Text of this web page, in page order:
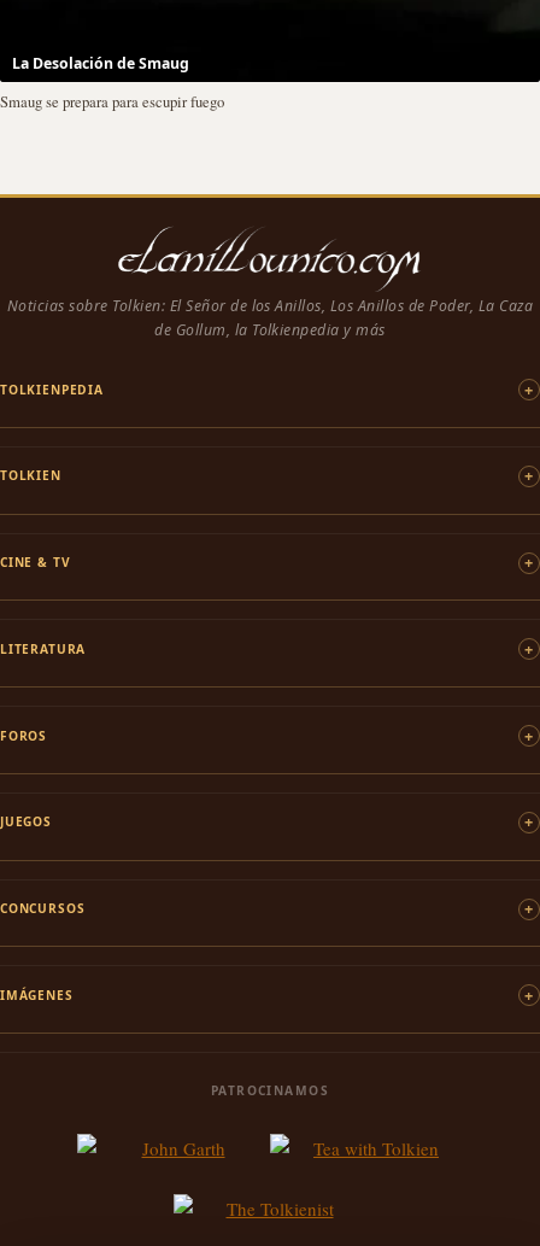
La Desolación de Smaug
Smaug se prepara para escupir fuego
Noticias sobre Tolkien: El Señor de los Anillos, Los Anillos de Poder, La Caza
de Gollum, la Tolkienpedia y más
TOLKIENPEDIA
TOLKIEN
CINE & TV
LITERATURA
FOROS
JUEGOS
CONCURSOS
IMÁGENES
PATROCINAMOS